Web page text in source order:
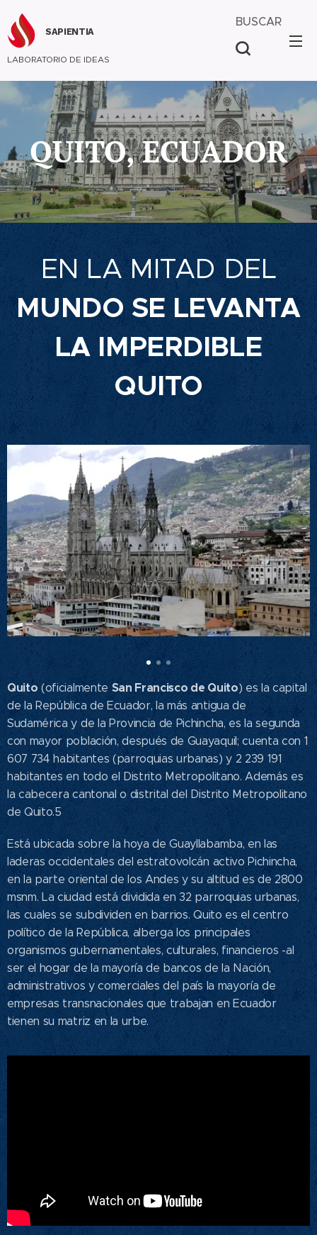
SAPIENTIA
LABORATORIO DE IDEAS
BUSCAR
QUITO, ECUADOR
EN LA MITAD DEL
MUNDO SE LEVANTA
LA IMPERDIBLE
QUITO
Quito (oficialmente San Francisco de Quito) es la capital
de la República de Ecuador, la más antigua de
Sudamérica​ y de la Provincia de Pichincha,​ es la segunda
con mayor población, después de Guayaquil; cuenta con 1
607 734 habitantes (parroquias urbanas) y 2 239 191
habitantes en todo el Distrito Metropolitano.​ Además es
la cabecera cantonal o distrital del Distrito Metropolitano
de Quito.5​
Está ubicada sobre la hoya de Guayllabamba, en las
laderas occidentales del estratovolcán activo Pichincha,
en la parte oriental de los Andes y su altitud es de 2800
msnm. La ciudad está dividida en 32 parroquias urbanas,​
las cuales se subdividen en barrios. Quito es el centro
político de la República, alberga los principales
organismos gubernamentales, culturales, financieros -al
ser el hogar de la mayoría de bancos de la Nación,
administrativos y comerciales del país la mayoría de
empresas transnacionales que trabajan en Ecuador
tienen su matriz en la urbe.